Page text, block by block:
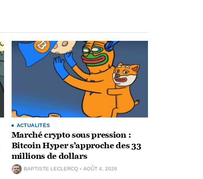
ACTUALITÉS
Marché crypto sous pression :
Bitcoin Hyper s’approche des 33
millions de dollars
BAPTISTE LECLERCQ AOÛT 4, 2026